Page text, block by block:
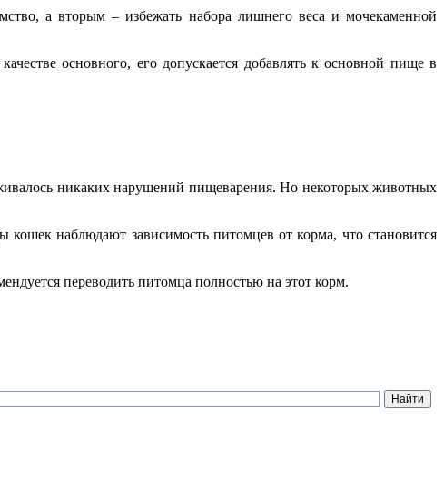
а вторым – избежать набора лишнего веса и мочекаменной
основного, его допускается добавлять к основной пище в
никаких нарушений пищеварения. Но некоторых животных
наблюдают зависимость питомцев от корма, что становится
переводить питомца полностью на этот корм.